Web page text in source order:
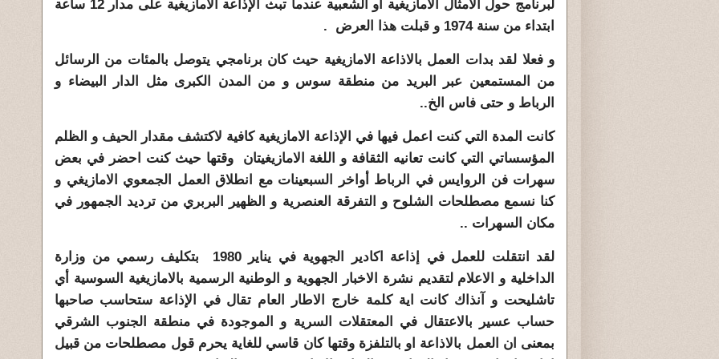
لبرنامج حول الامثال الامازيغية او الشعبية عندما تبث الإذاعة الامازيغية على مدار 12 ساعة
ابتداء من سنة 1974 و قبلت هذا العرض .
و فعلا لقد بدات العمل بالاذاعة الامازيغية حيث كان برنامجي يتوصل بالمئات من الرسائل
من المستمعين عبر البريد من منطقة سوس و من المدن الكبرى مثل الدار البيضاء و
الرباط و حتى فاس الخ..
كانت المدة التي كنت اعمل فيها في الإذاعة الامازيغية كافية لاكتشف مقدار الحيف و الظلم
المؤسساتي التي كانت تعانيه الثقافة و اللغة الامازيغيتان وقتها حيث كنت احضر في بعض
سهرات فن الروايس في الرباط أواخر السبعينات مع انطلاق العمل الجمعوي الامازيغي و
كنا نسمع مصطلحات الشلوح و التفرقة العنصرية و الظهير البربري من ترديد الجمهور في
مكان السهرات ..
لقد انتقلت للعمل في إذاعة اكادير الجهوية في يناير 1980 بتكليف رسمي من وزارة
الداخلية و الاعلام لتقديم نشرة الاخبار الجهوية و الوطنية الرسمية بالامازيغية السوسية أي
تاشليحت و آنذاك كانت اية كلمة خارج الاطار العام تقال في الإذاعة ستحاسب صاحبها
حساب عسير بالاعتقال في المعتقلات السرية و الموجودة في منطقة الجنوب الشرقي
بمعنى ان العمل بالاذاعة او بالتلفزة وقتها كان قاسي للغاية يحرم قول مصطلحات من قبيل